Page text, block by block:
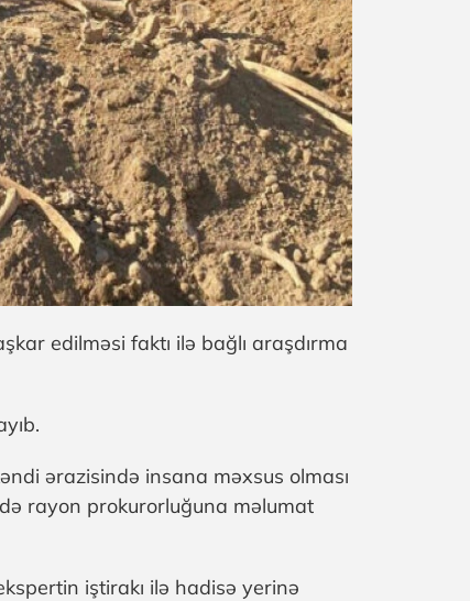
edilməsi faktı ilə bağlı araşdırma
ərazisində insana məxsus olması
rayon prokurorluğuna məlumat
iştirakı ilə hadisə yerinə